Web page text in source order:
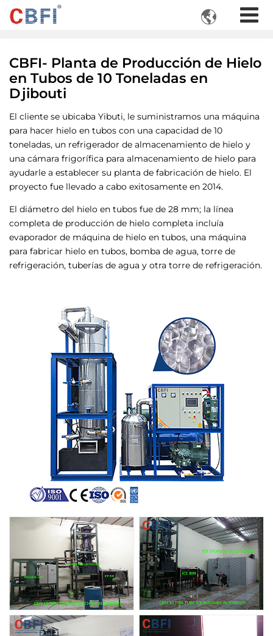

CBFI- Planta de Producción de Hielo
en Tubos de 10 Toneladas en
Djibouti
El cliente se ubicaba Yibuti, le suministramos una máquina
para hacer hielo en tubos con una capacidad de 10
toneladas, un refrigerador de almacenamiento de hielo y
una cámara frigorífica para almacenamiento de hielo para
ayudarle a establecer su planta de fabricación de hielo. El
proyecto fue llevado a cabo exitosamente en 2014.
El diámetro del hielo en tubos fue de 28 mm; la línea
completa de producción de hielo completa incluía
evaporador de máquina de hielo en tubos, una máquina
para fabricar hielo en tubos, bomba de agua, torre de
refrigeración, tuberías de agua y otra torre de refrigeración.